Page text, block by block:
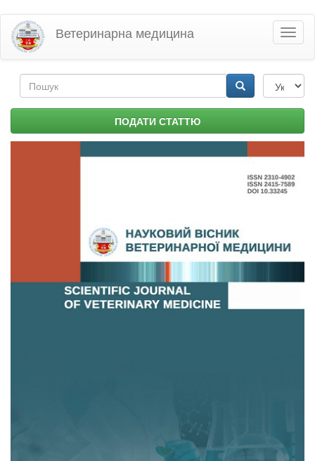
Перейти
основного
матеріалу
Ветеринарна медицина
Пошукова
форма ПОДАТИ СТАТТЮ